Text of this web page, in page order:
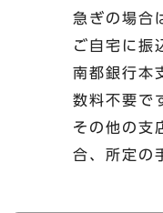
急ぎの場合
ご自宅に振
南都銀行本
数料不要で
その他の支
合、所定の